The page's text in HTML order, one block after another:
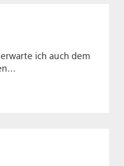
ich auch dem